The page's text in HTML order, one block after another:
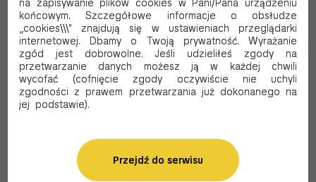
Oczekujemy dostawy Dodaj do koszyka
EKO EKO
na zapisywanie plików cookies w Pani/Pana urządzeniu
końcowym. Szczegółowe informacje o obsłudze
„cookies\\\" znajdują się w ustawieniach przeglądarki
internetowej. Dbamy o Twoją prywatność. Wyrażanie
zgód jest dobrowolne. Jeśli udzieliłeś zgody na
przetwarzanie danych możesz ją w każdej chwili
wycofać (cofnięcie zgody oczywiście nie uchyli
zgodności z prawem przetwarzania już dokonanego na
jej podstawie).
Przejdź do serwisu